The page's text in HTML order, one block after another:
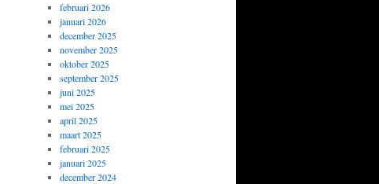
februari 2026
januari 2026
december 2025
november 2025
oktober 2025
september 2025
juni 2025
mei 2025
april 2025
maart 2025
februari 2025
januari 2025
december 2024